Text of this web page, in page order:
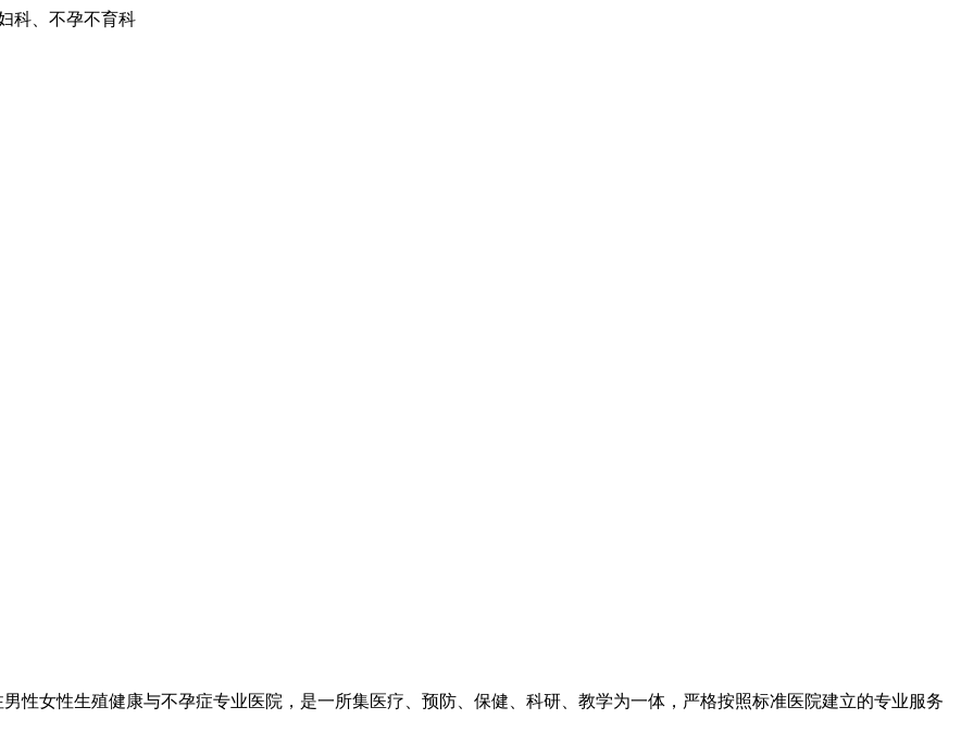
科、不孕不育科
性女性生殖健康与不孕症专业医院，是一所集医疗、预防、保健、科研、教学为一体，严格按照标准医院建立的专业服务